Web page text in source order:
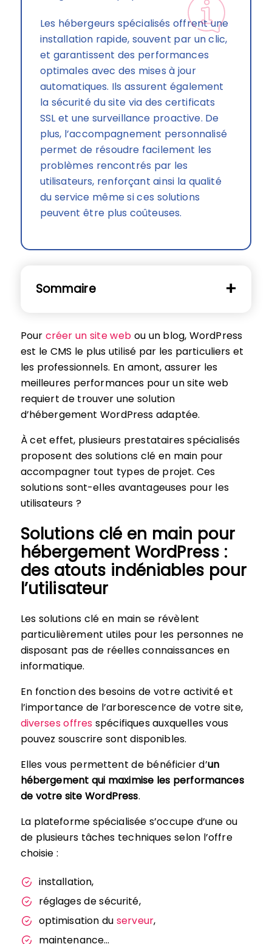
Les hébergeurs spécialisés offrent une
installation rapide, souvent par un clic,
et garantissent des performances
optimales avec des mises à jour
automatiques. Ils assurent également
la sécurité du site via des certificats
SSL et une surveillance proactive. De
plus, l’accompagnement personnalisé
permet de résoudre facilement les
problèmes rencontrés par les
utilisateurs, renforçant ainsi la qualité
du service même si ces solutions
peuvent être plus coûteuses.
Sommaire
Pour créer un site webou un blog, WordPress
est le CMS le plus utilisé par les particuliers et
les professionnels. En amont, assurer les
meilleures performances pour un site web
requiert de trouver une solution
d’hébergement WordPress adaptée.
À cet effet, plusieurs prestataires spécialisés
proposent des solutions clé en main pour
accompagner tout types de projet. Ces
solutions sont-elles avantageuses pour les
utilisateurs ?
Solutions clé en main pour
hébergement WordPress :
des atouts indéniables pour
l’utilisateur
Les solutions clé en main se révèlent
particulièrement utiles pour les personnes ne
disposant pas de réelles connaissances en
informatique.
En fonction des besoins de votre activité et
l’importance de l’arborescence de votre site,
diverses offres spécifiques auxquelles vous
pouvez souscrire sont disponibles.
Elles vous permettent de bénéficier d’un
hébergement qui maximise les performances
de votre site WordPress.
La plateforme spécialisée s’occupe d’une ou
de plusieurs tâches techniques selon l’offre
choisie :
installation,
réglages de sécurité,
optimisation du serveur,
maintenance…